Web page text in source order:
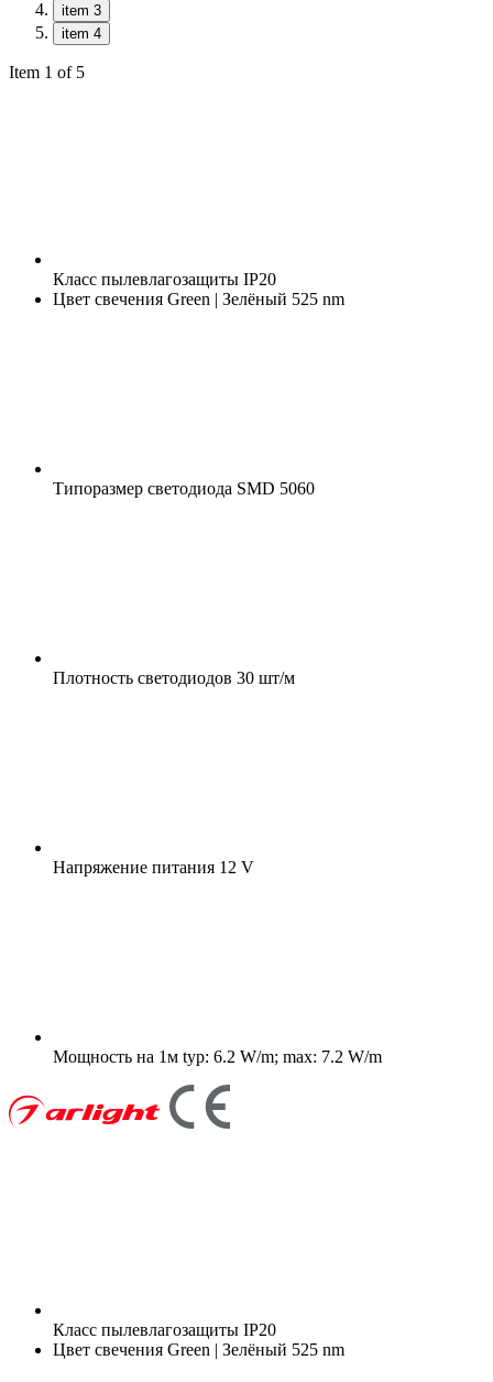
item 3
item 4
Item 1 of 5
Класс пылевлагозащиты IP20
Цвет свечения Green | Зелёный 525 nm
Типоразмер светодиода SMD 5060
Плотность светодиодов 30 шт/м
Напряжение питания 12 V
Мощность на 1м typ: 6.2 W/m; max: 7.2 W/m
Класс пылевлагозащиты IP20
Цвет свечения Green | Зелёный 525 nm